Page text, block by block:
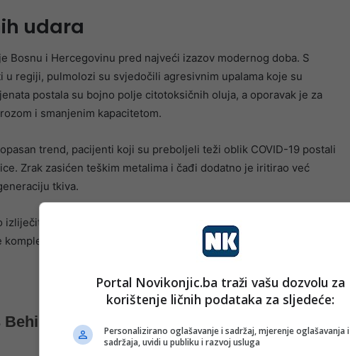
udara
Bosnu i Hercegovinu pred najveći izazov modernog doba. S
regiji, pulmolozi su svjedočili agresivnim upalama koje su
postala su bojno polje citotoksičnih oluja, a oporavak je za
i smanjenim kapacitetom.
trend, pacijenti koji su preboljeli teži oblik COVID-19 postali
Zrak zasićen teškim metalima i čađi dodatno je iritirao već
tkiva.
već kako sačuvati ono što nam je preostalo. Klinička slika
jednačina genetike, post kovid sindroma i života u
Portal Novikonjic.ba traži vašu dozvolu za
korištenje ličnih podataka za sljedeće:
Personalizirano oglašavanje i sadržaj, mjerenje oglašavanja i
sadržaja, uvidi u publiku i razvoj usluga